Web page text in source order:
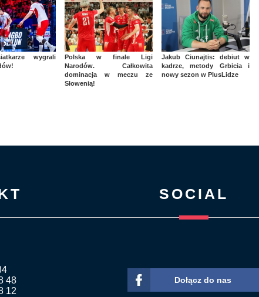
wygrali
Polska w finale Ligi
Narodów. Całkowita
dominacja w meczu ze
Słowenią!
Jakub Ciunajtis: debiut w
kadrze, metody Grbicia i
nowy sezon w PlusLidze
48
12
SOCIAL
Dołącz do nas